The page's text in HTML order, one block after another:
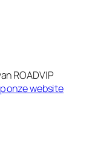
ROADVIP
onze website